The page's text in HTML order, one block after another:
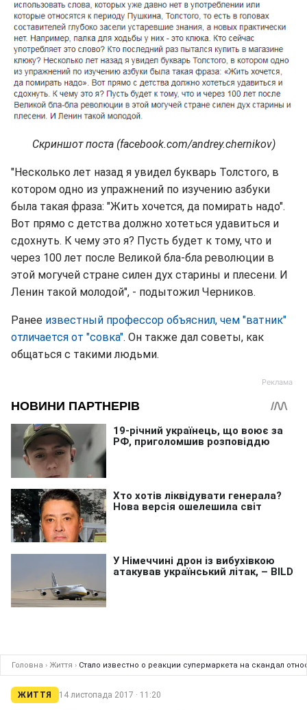
Скриншот поста (facebook.com/andrey.chernikov)
"Несколько лет назад я увидел букварь Толстого, в
котором одно из упражнений по изучению азбуки
была такая фраза: "Жить хочется, да помирать надо".
Вот прямо с детства должно хотеться удавиться и
сдохнуть. К чему это я? Пусть будет к тому, что и
через 100 лет после Великой бла-бла революции в
этой могучей стране силен дух старины и плесени. И
Ленин такой молодой", - подытожил Черников.
Ранее известный профессор объяснил, чем "ватник"
отличается от "совка". Он также дал советы, как
общаться с такими людьми.
Головна › Життя › Стало известно о реакции супермаркета на скандал
ЖИТТЯ 14 листопада 2017 · 11:20